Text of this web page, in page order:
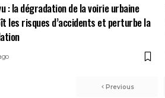
: la dégradation de la voirie urbaine
les risques d’accidents et perturbe la
Previous